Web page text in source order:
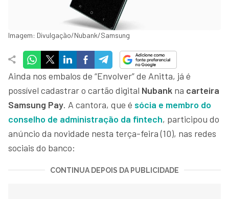
Imagem: Divulgação/Nubank/Samsung
Ainda nos embalos de “Envolver” de Anitta, já é
possível cadastrar o cartão digital Nubank na carteira
Samsung Pay. A cantora, que é sócia e membro do
conselho de administração da fintech, participou do
anúncio da novidade nesta terça-feira (10), nas redes
sociais do banco:
CONTINUA DEPOIS DA PUBLICIDADE